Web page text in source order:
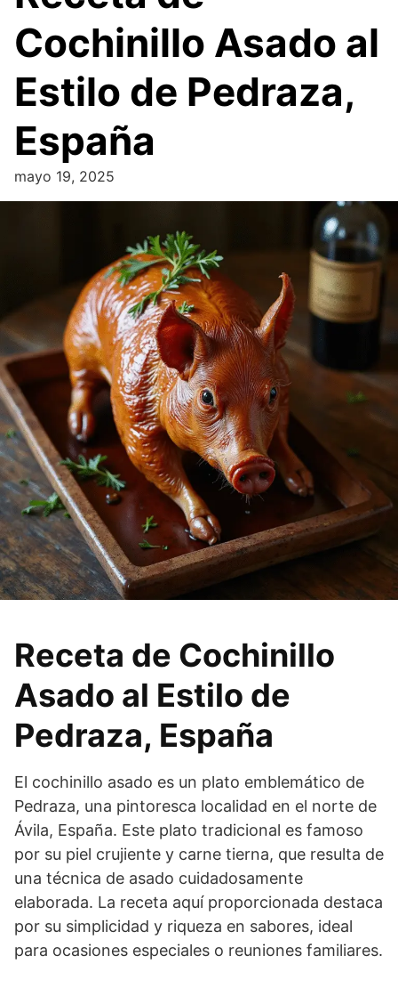
Cochinillo Asado al
Estilo de Pedraza,
España
mayo 19, 2025
Receta de Cochinillo
Asado al Estilo de
Pedraza, España
El cochinillo asado es un plato emblemático de
Pedraza, una pintoresca localidad en el norte de
Ávila, España. Este plato tradicional es famoso
por su piel crujiente y carne tierna, que resulta de
una técnica de asado cuidadosamente
elaborada. La receta aquí proporcionada destaca
por su simplicidad y riqueza en sabores, ideal
para ocasiones especiales o reuniones familiares.